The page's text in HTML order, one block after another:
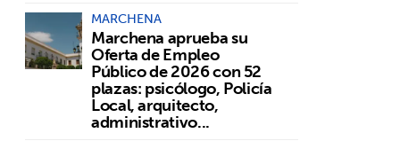
MARCHENA
Marchena aprueba su
Oferta de Empleo
Público de 2026 con 52
plazas: psicólogo, Policía
Local, arquitecto,
administrativo...